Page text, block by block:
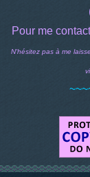
Pour me
N'hésitez pas à me